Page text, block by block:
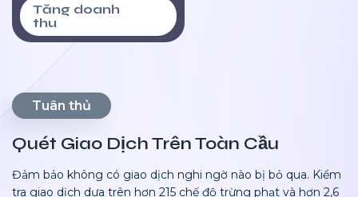
Tăng doanh
thu
Tuân thủ
Quét Giao Dịch Trên Toàn Cầu
Đảm bảo không có giao dịch nghi ngờ nào bị bỏ qua. Kiểm
tra giao dịch dựa trên hơn 215 chế độ trừng phạt và hơn 2,6